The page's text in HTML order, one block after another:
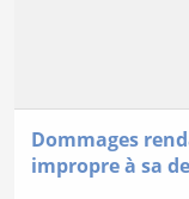
Dommages
impropre à sa